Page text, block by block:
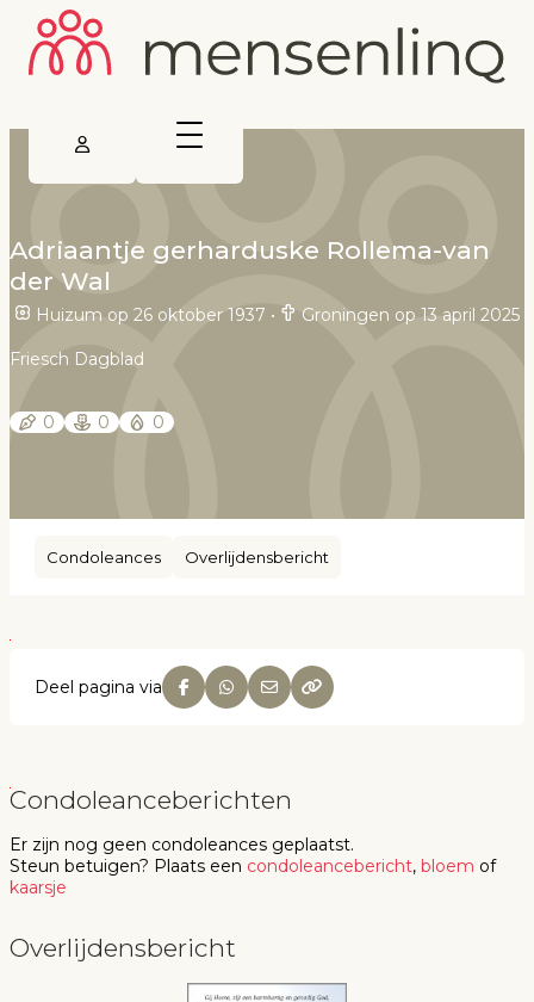
Adriaantje gerharduske Rollema-van
der Wal
Huizum op 26 oktober 1937 • Groningen op 13 april 2025
Friesch Dagblad
0 0 0
Condoleances Overlijdensbericht
Deel pagina via
Condoleanceberichten
Er zijn nog geen condoleances geplaatst.
Steun betuigen? Plaats een condoleancebericht, bloem of
kaarsje
Overlijdensbericht